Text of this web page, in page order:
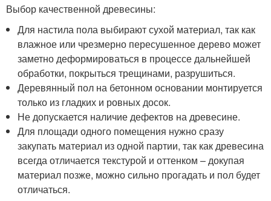
Выбор качественной древесины:
Для настила пола выбирают сухой материал, так как
влажное или чрезмерно пересушенное дерево может
заметно деформироваться в процессе дальнейшей
обработки, покрыться трещинами, разрушиться.
Деревянный пол на бетонном основании монтируется
только из гладких и ровных досок.
Не допускается наличие дефектов на древесине.
Для площади одного помещения нужно сразу
закупать материал из одной партии, так как древесина
всегда отличается текстурой и оттенком – докупая
материал позже, можно сильно прогадать и пол будет
отличаться.